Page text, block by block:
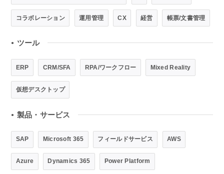
コラボレーション 運用管理 CX 経営 帳票/文書管理
● ツール
ERP CRM/SFA RPA/ワークフロー Mixed Reality
仮想デスクトップ
● 製品・サービス
SAP Microsoft 365 フィールドサービス AWS
Azure Dynamics 365 Power Platform